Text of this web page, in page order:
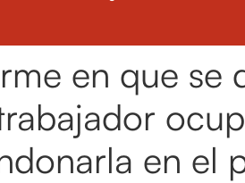
en que se
en el